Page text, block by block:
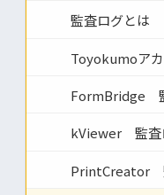
監査ログとは
Toyokumoア
FormBridge
kViewer 監査
PrintCreator